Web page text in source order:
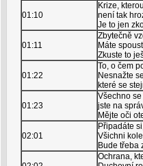
01:10
Krize,
není tak
Je to jen
01:11
Zbytečně
Máte
Zkuste to
01:22
To, o čem
Nesnažte
které se
01:23
Všechno
jste na
Mějte oči
02:01
Připadáte
Všichni
Bude třeba
Ochrana,